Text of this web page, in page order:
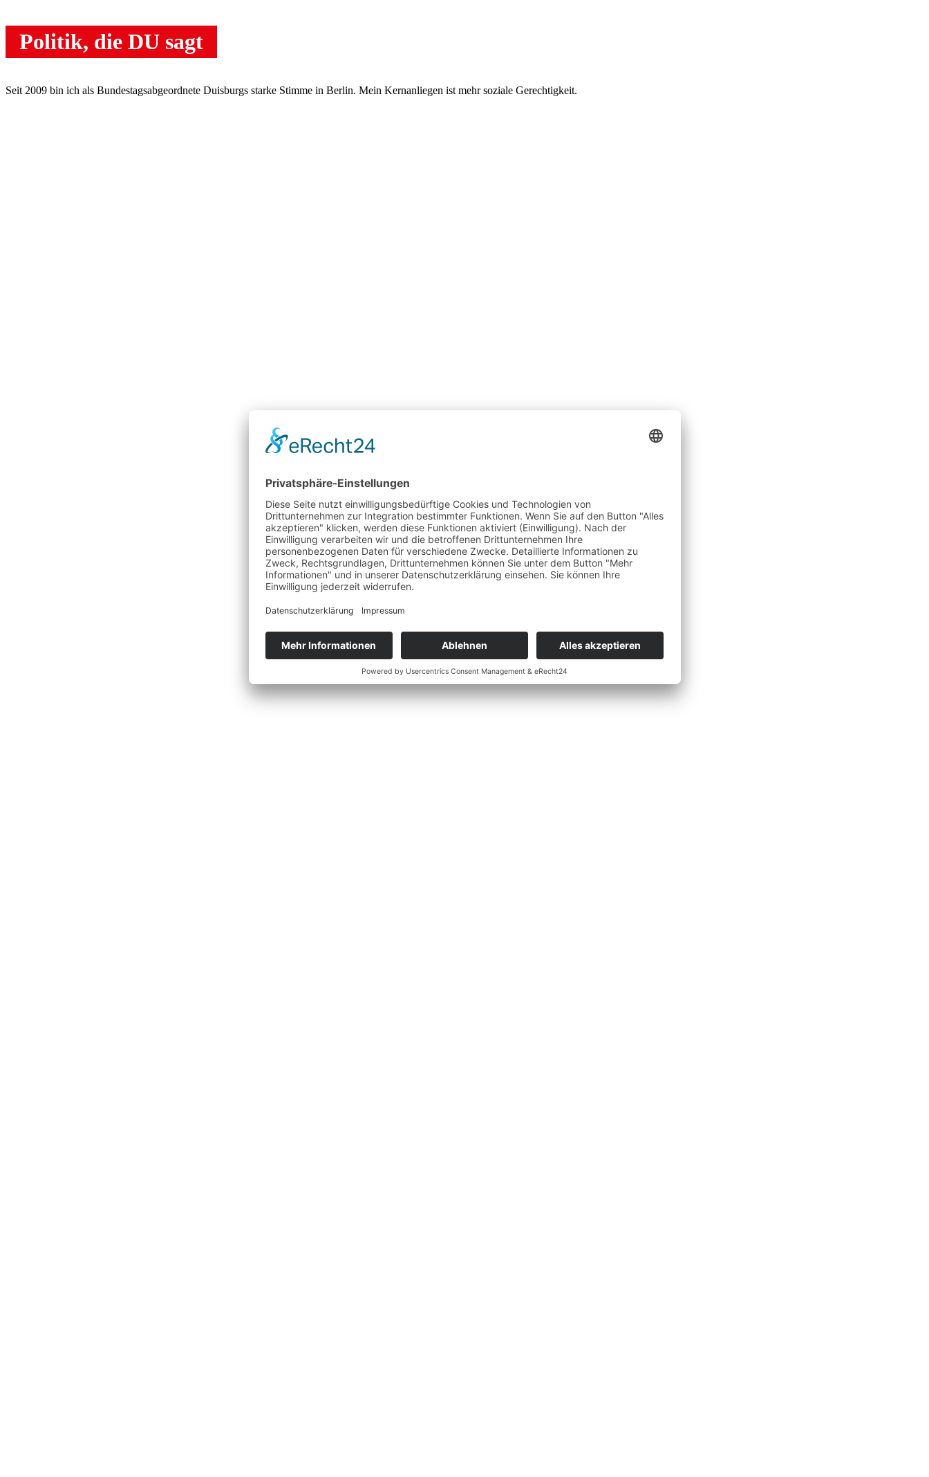
Politik, die DU sagt
Seit 2009 bin ich als Bundestags­abgeordnete Duisburgs starke Stimme in Berlin. Mein Kernanliegen ist mehr soziale Gerechtigkeit.